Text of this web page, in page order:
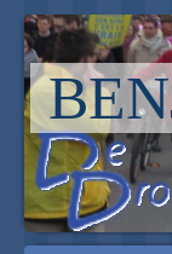
Aller à :